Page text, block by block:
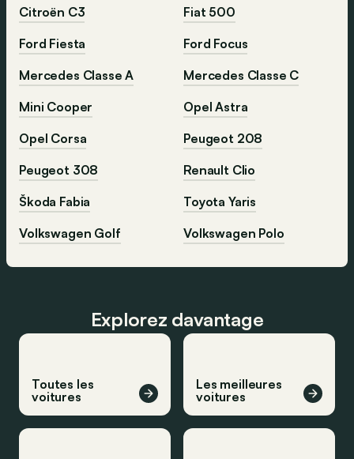
Citroën C3
Fiat 500
Ford Fiesta
Ford Focus
Mercedes Classe A
Mercedes Classe C
Mini Cooper
Opel Astra
Opel Corsa
Peugeot 208
Peugeot 308
Renault Clio
Škoda Fabia
Toyota Yaris
Volkswagen Golf
Volkswagen Polo
Explorez davantage
Toutes les
voitures
Les meilleures
voitures